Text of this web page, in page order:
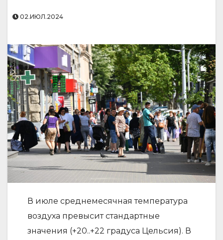
02.ИЮЛ.2024
В июле среднемесячная температура
воздуха превысит стандартные
значения (+20..+22 градуса Цельсия). В